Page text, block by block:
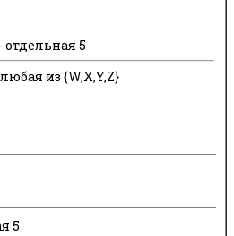
отдельная 5
из {W,X,Y,Z}
5